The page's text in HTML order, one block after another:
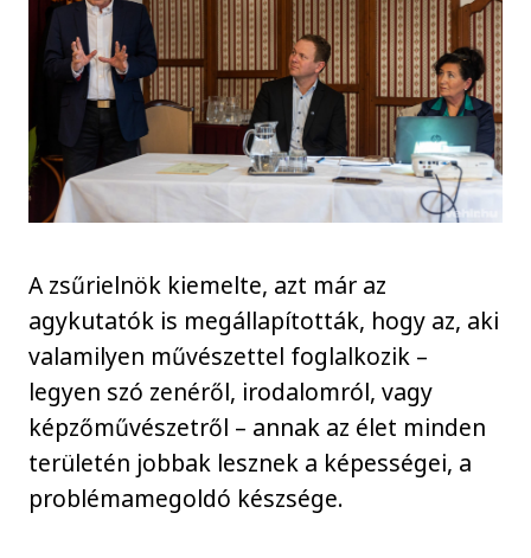
A zsűrielnök kiemelte, azt már az
agykutatók is megállapították, hogy az, aki
valamilyen művészettel foglalkozik –
legyen szó zenéről, irodalomról, vagy
képzőművészetről – annak az élet minden
területén jobbak lesznek a képességei, a
problémamegoldó készsége.